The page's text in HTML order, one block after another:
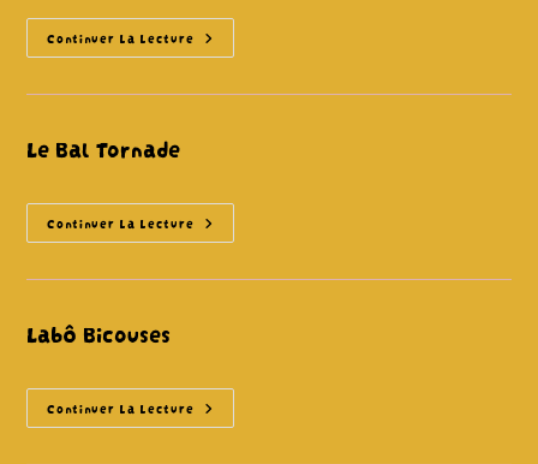
Continuer La Lecture Le
Bal
L’Ephémère
Le Bal Tornade
Continuer La Lecture Le
Bal
Labô Bicouses
Continuer La Lecture Labô
Bicouses